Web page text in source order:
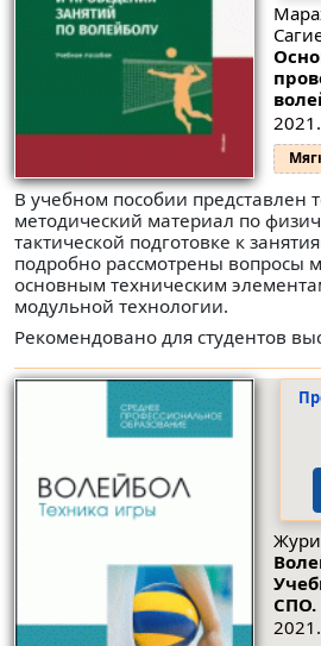
В учебном пособии представлен
методический материал по
тактической подготовке к
подробно рассмотрены вопросы
основным техническим
модульной технологии.
Рекомендовано для студентов
СПО.